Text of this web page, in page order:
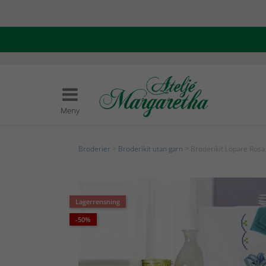
Meny
Broderier Broderikit utan garn > Broderikit Löpare
Lagerrensning
-50%